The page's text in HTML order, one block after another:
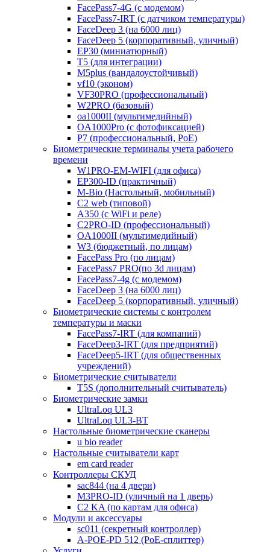
FacePass7-4G (с модемом)
FacePass7-IRT (с датчиком температуры)
FaceDeep 3 (на 6000 лиц)
FaceDeep 5 (корпоративный, уличный)
EP30 (миниатюрный)
T5 (для интеграции)
M5plus (вандалоустойчивый)
vf10 (эконом)
VF30PRO (профессиональный)
W2PRO (базовый)
oa1000II (мультимедийный)
OA1000Pro (с фотофиксацией)
P7 (профессиональный, PoE)
Биометрические терминалы учета рабочего
времени
W1PRO-EM-WIFI (для офиса)
EP300-ID (практичный)
M-Bio (Настольный, мобильный)
С2 web (типовой)
A350 (с WiFi и реле)
C2PRO-ID (профессиональный)
OA1000II (мультимедийный)
W3 (бюджетный, по лицам)
FacePass Pro (по лицам)
FacePass7 PRO(по 3d лицам)
FacePass7-4g (с модемом)
FaceDeep 3 (на 6000 лиц)
FaceDeep 5 (корпоративный, уличный)
Биометрические системы с контролем
температуры и маски
FacePass7-IRT (для компаний)
FaceDeep3-IRT (для предприятий)
FaceDeep5-IRT (для общественных
учреждений)
Биометрические считыватели
T5S (дополнительный считыватель)
Биометрические замки
UltraLoq UL3
UltraLoq UL3-BT
Настольные биометрические сканеры
u bio reader
Настольные считыватели карт
em card reader
Контроллеры СКУД
sac844 (на 4 двери)
M3PRO-ID (уличный на 1 дверь)
C2 KA (по картам для офиса)
Модули и аксессуары
sc011 (секретный контроллер)
A-POE-PD 512 (PoE-сплиттер)